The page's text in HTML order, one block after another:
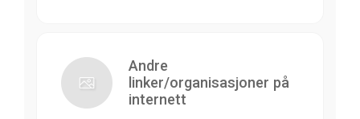
Andre
linker/organisasjoner på
internett